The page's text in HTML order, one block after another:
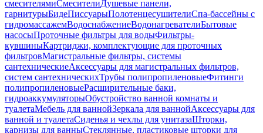
смесителямиСмесителиДушевые панели,
гарнитурыБидеПиссуарыПолотенцесушителиСпа-бассейны с
гидромассажемВодоснабжениеВодонагревателиБытовые
насосыПроточные фильтры для водыФильтры-
кувшиныКартриджи, комплектующие для проточных
фильтровМагистральные фильтры, системы
сантехническиеАксессуары для магистральных фильтров,
систем сантехническихТрубы полипропиленовыеФитинги
полипропиленовыеРасширительные баки,
гидроаккумуляторыОбустройство ванной комнаты и
туалетаМебель для ваннойЗеркала для ваннойАксессуары для
ванной и туалетаСиденья и чехлы для унитазаШторки,
карнизы для ванныСтеклянные, пластиковые шторки для